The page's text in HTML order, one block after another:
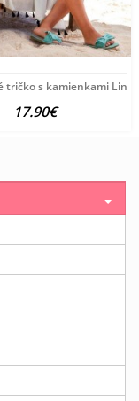
tričko s kamienkami
17.90€